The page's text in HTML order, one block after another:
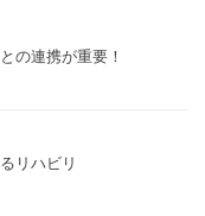
の連携が重要！
リハビリ